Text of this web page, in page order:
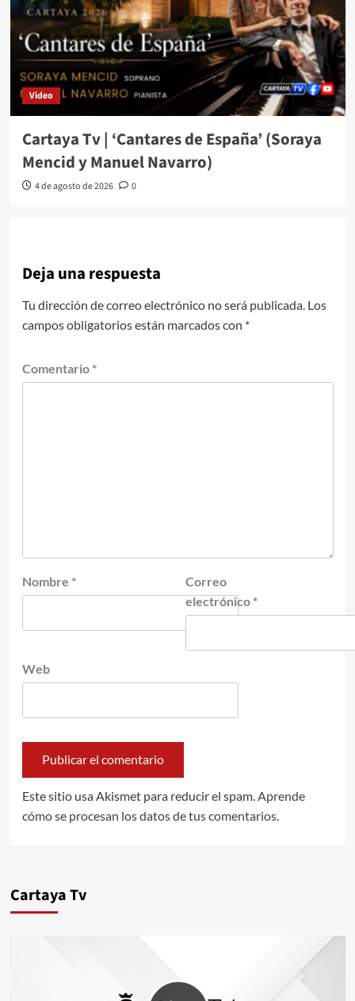
Video
Cartaya Tv | ‘Cantares de España’ (Soraya
Mencid y Manuel Navarro)
4 de agosto de 2026 0
Deja una respuesta
Tu dirección de correo electrónico no será publicada. Los
campos obligatorios están marcados con *
Comentario *
Nombre *
Correo
electrónico *
Web
Este sitio usa Akismet para reducir el spam. Aprende
cómo se procesan los datos de tus comentarios.
Cartaya Tv